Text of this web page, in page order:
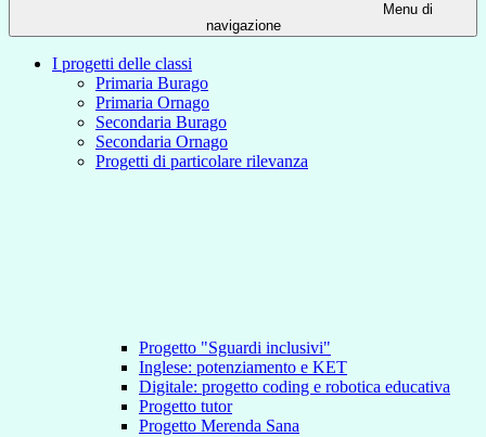
Menu di
navigazione
I progetti delle classi
Primaria Burago
Primaria Ornago
Secondaria Burago
Secondaria Ornago
Progetti di particolare rilevanza
Progetto "Sguardi inclusivi"
Inglese: potenziamento e KET
Digitale: progetto coding e robotica educativa
Progetto tutor
Progetto Merenda Sana